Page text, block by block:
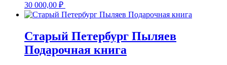
30 000,00 ₽
Старый Петербург Пыляев
Подарочная книга